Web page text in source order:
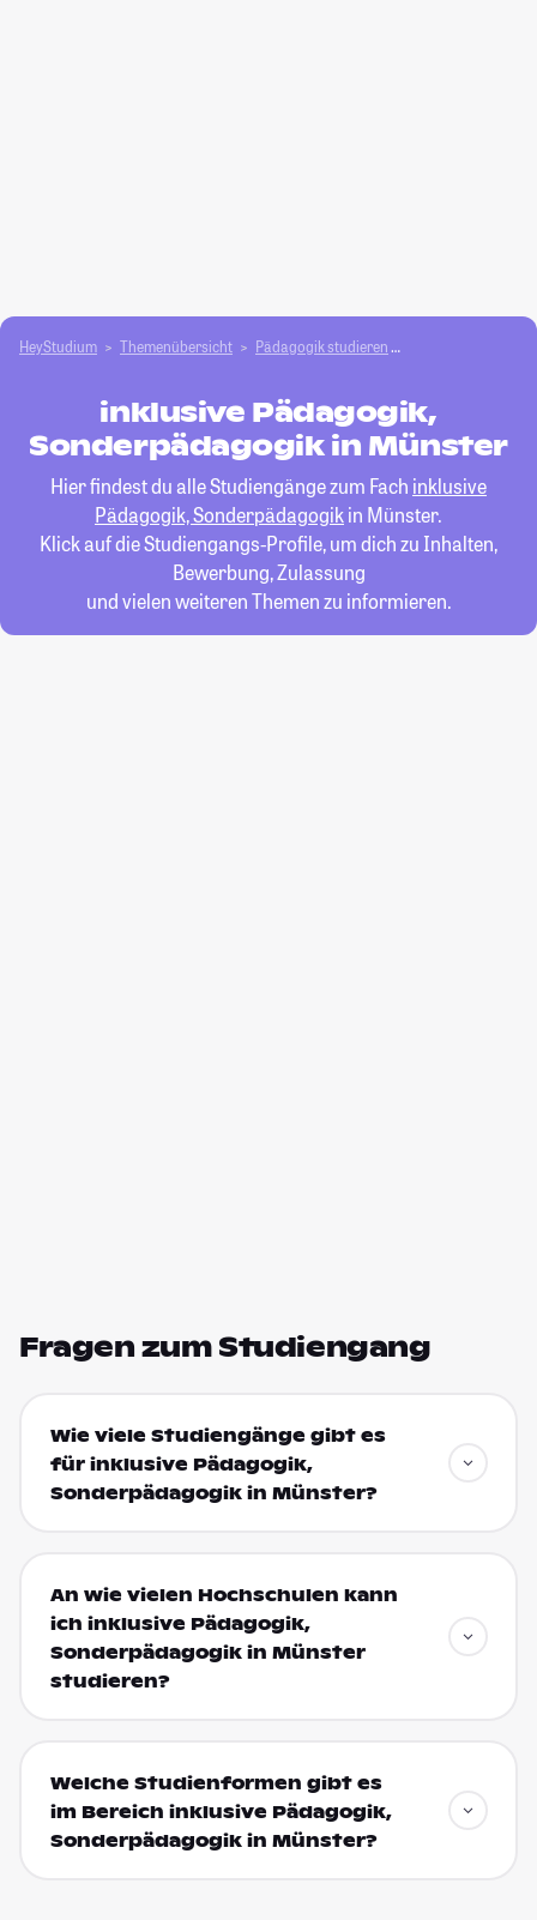
HeyStudium Themenübersicht Pädagogik studieren
inklusive Pädagogik,
Sonderpädagogik in Münster
Hier findest du alle Studiengänge zum Fach inklusive
Pädagogik, Sonderpädagogikin Münster.
Klick auf die Studiengangs-Profile, um dich zu Inhalten,
Bewerbung, Zulassung
und vielen weiteren Themen zu informieren.
Fragen zum Studiengang
Wie viele Studiengänge gibt es
für inklusive Pädagogik,
Sonderpädagogik in Münster?
An wie vielen Hochschulen kann
ich inklusive Pädagogik,
Sonderpädagogik in Münster
studieren?
Welche Studienformen gibt es
im Bereich inklusive Pädagogik,
Sonderpädagogik in Münster?